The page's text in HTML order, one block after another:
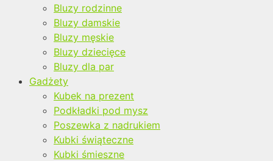
Bluzy rodzinne
Bluzy damskie
Bluzy męskie
Bluzy dziecięce
Bluzy dla par
Gadżety
Kubek na prezent
Podkładki pod mysz
Poszewka z nadrukiem
Kubki świąteczne
Kubki śmieszne